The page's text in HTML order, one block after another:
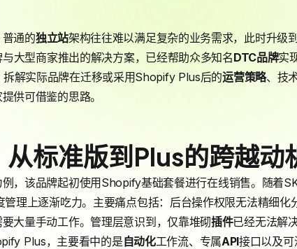
通的独立站架构往往难以满足复杂的业务需求，此时升级
大型商家推出的解决方案，已经帮助众多知名DTC品牌实
拆解实际品牌在迁移或采用Shopify Plus后的运营策略、技
供可借鉴的思路。
从标准版到Plus的跨越动
，该品牌起初使用Shopify基础套餐进行在线销售。随着
理上逐渐吃力。主要痛点包括：后台操作权限无法精细化
大量手动工作。管理层意识到，仅靠堆砌插件已经无法解
Plus，主要看中的是自动化工作流、专属API接口以及可